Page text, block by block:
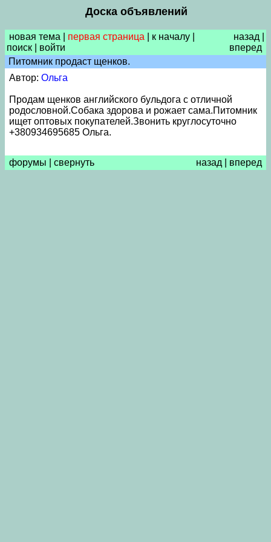
Доска объявлений
новая тема первая страница к началу
поиск
войти
назад
вперед
Питомник продаст щенков.
Автор: Ольга
Продам щенков английского бульдога с отличной
родословной.Собака здорова и рожает сама.Питомник
ищет оптовых покупателей.Звонить круглосуточно
+380934695685 Ольга.
форумы свернуть назад вперед